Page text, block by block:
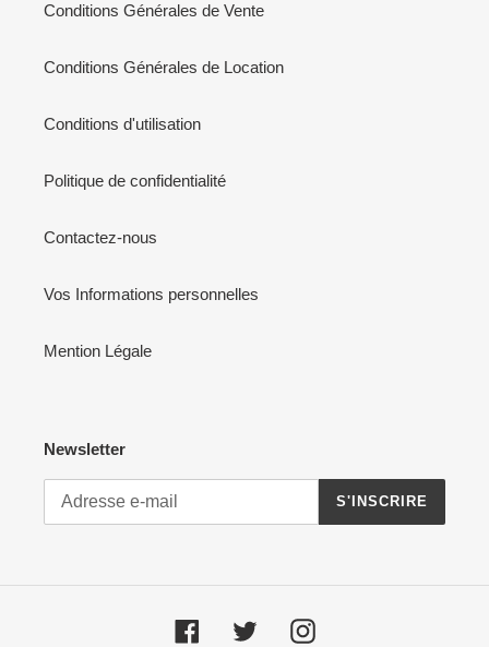
Conditions Générales de Vente
Conditions Générales de Location
Conditions d'utilisation
Politique de confidentialité
Contactez-nous
Vos Informations personnelles
Mention Légale
Newsletter
S'INSCRIRE
FacebookTwitter Instagram